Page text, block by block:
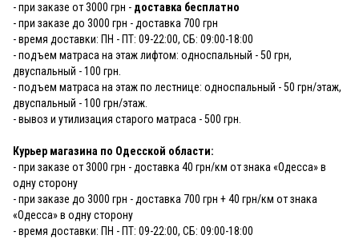
- при заказе от 3000 грн - доставка бесплатно
- при заказе до 3000 грн - доставка 700 грн
- время доставки: ПН - ПТ: 09-22:00, СБ: 09:00-18:00
- подъем матраса на этаж лифтом: односпальный - 50 грн,
двуспальный - 100 грн.
- подъем матраса на этаж по лестнице: односпальный - 50 грн/этаж,
двуспальный - 100 грн/этаж.
- вывоз и утилизация старого матраса - 500 грн.
Курьер магазина по Одесской области:
- при заказе от 3000 грн - доставка 40 грн/км от знака «Одесса» в
одну сторону
- при заказе до 3000 грн - доставка 700 грн + 40 грн/км от знака
«Одесса» в одну сторону
- время доставки: ПН - ПТ: 09-22:00, СБ: 09:00-18:00